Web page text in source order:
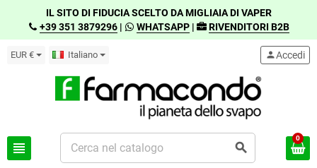
IL SITO DI FIDUCIA SCELTO DA MIGLIAIA DI VAPER
+39 351 3879296 | WHATSAPP | RIVENDITORI B2B
EUR € Italiano
view_headline search
personAccedi
0